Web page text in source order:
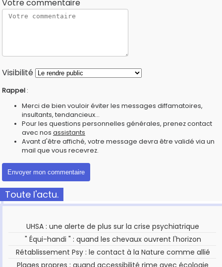
Votre commentaire
Visibilité
Rappel :
Merci de bien vouloir éviter les messages diffamatoires,
insultants, tendancieux...
Pour les questions personnelles générales, prenez contact
avec nos assistants
Avant d'être affiché, votre message devra être validé via un
mail que vous recevrez.
Toute l'actu.
UHSA : une alerte de plus sur la crise psychiatrique
" Équi-handi " : quand les chevaux ouvrent l'horizon
Rétablissement Psy : le contact à la Nature comme allié
Plages propres : quand accessibilité rime avec écologie